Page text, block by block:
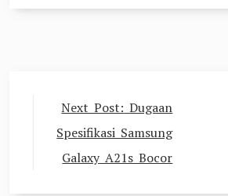
Navigasi
pos
Next Post: Dugaan
Spesifikasi Samsung
Galaxy A21s Bocor